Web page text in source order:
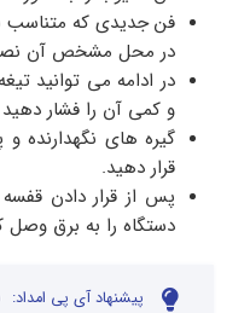
فن جدیدی که متناسب
در محل مشخص آن
در ادامه می توانید
و کمی آن را فشار
گیره های نگهدارنده
قرار دهید.
پس از قرار دادن
دستگاه را به برق وصل
پیشنهاد آی پی امداد: